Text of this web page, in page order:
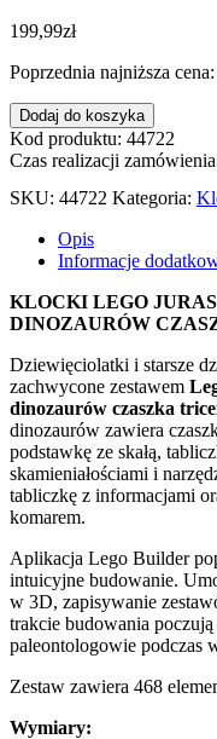
199,99zł
Poprzednia najniższa cena:
ilość
LEGO
JURASSIC
76969
DINOZAURÓW
CZASZKA
Dodaj do koszyka
Kod produktu: 44722
Czas realizacji
SKU: 44722 Kategoria:
Opis
Informacje
KLOCKI LEGO
DINOZAURÓW
Dziewięciolatki i starsze
zachwycone zestawem
dinozaurów czaszka
dinozaurów zawiera
podstawkę ze skałą,
skamieniałościami i
tabliczkę z informacjami
komarem.
Aplikacja Lego Builder
intuicyjne budowanie.
w 3D, zapisywanie
trakcie budowania
paleontologowie podczas
Zestaw zawiera 468
Wymiary: